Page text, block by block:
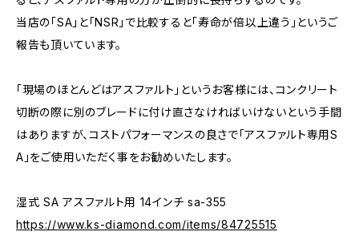
当店の「SA」と「NSR」で比較すると「寿命が倍以上違う」というご
報告も頂いています。
「現場のほとんどはアスファルト」というお客様には、コンクリート
切断の際に別のブレードに付け直さなければいけないという手間
はありますが、コストパフォーマンスの良さで「アスファルト専用S
A」をご使用いただく事をお勧めいたします。
湿式 SA アスファルト用 14インチ sa-355
https://www.ks-diamond.com/items/84725515